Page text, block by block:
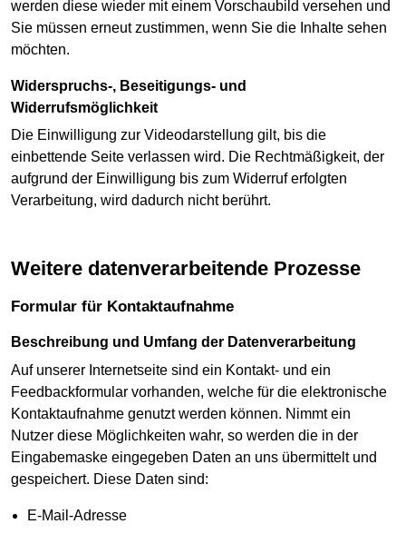
werden diese wieder mit einem Vorschaubild versehen und
Sie müssen erneut zustimmen, wenn Sie die Inhalte sehen
möchten.
Widerspruchs-, Beseitigungs- und
Widerrufsmöglichkeit
Die Einwilligung zur Videodarstellung gilt, bis die
einbettende Seite verlassen wird. Die Rechtmäßigkeit, der
aufgrund der Einwilligung bis zum Widerruf erfolgten
Verarbeitung, wird dadurch nicht berührt.
Weitere datenverarbeitende Prozesse
Formular für Kontaktaufnahme
Beschreibung und Umfang der Datenverarbeitung
Auf unserer Internetseite sind ein Kontakt- und ein
Feedbackformular vorhanden, welche für die elektronische
Kontaktaufnahme genutzt werden können. Nimmt ein
Nutzer diese Möglichkeiten wahr, so werden die in der
Eingabemaske eingegeben Daten an uns übermittelt und
gespeichert. Diese Daten sind:
E-Mail-Adresse